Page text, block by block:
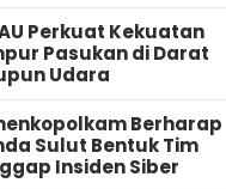
Perkuat Kekuatan
Pasukan di Darat
Udara
Berharap
Sulut Bentuk Tim
Insiden Siber